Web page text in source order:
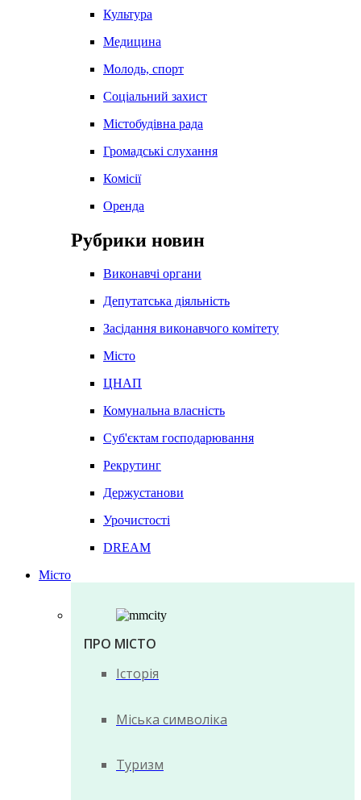
Культура
Медицина
Молодь, спорт
Соціальний захист
Містобудівна рада
Громадські слухання
Комісії
Оренда
Рубрики новин
Виконавчі органи
Депутатська діяльність
Засідання виконавчого комітету
Місто
ЦНАП
Комунальна власність
Суб'єктам господарювання
Рекрутинг
Держустанови
Урочистості
DREAM
Місто
ПРО МІСТО
Історія
Міська символіка
Туризм